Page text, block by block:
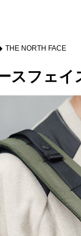
THE NORTH FACE
スフェ